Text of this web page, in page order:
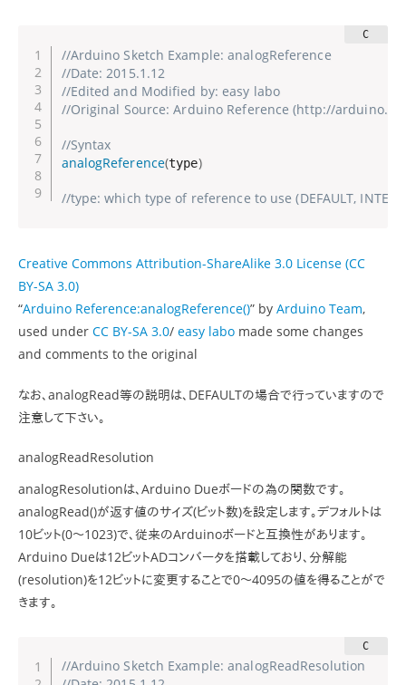
//Arduino Sketch Example: analogReference
//Date: 2015.1.12
//Edited and Modified by: easy labo
//Original Source: Arduino Reference (http://
//Syntax
analogReference(type)
//type: which type of reference to use (DEFAULT,
Creative Commons Attribution-ShareAlike 3.0 License (CC
BY-SA 3.0)
“Arduino Reference:analogReference()” by Arduino Team,
used under CC BY-SA 3.0/ easy labo made some changes
and comments to the original
なお、analogRead等の説明は、DEFAULTの場合で行っていますので
注意して下さい。
analogReadResolution
analogResolutionは、Arduino Dueボードの為の関数です。
analogRead()が返す値のサイズ(ビット数)を設定します。デフォルトは
10ビット(0～1023)で、従来のArduinoボードと互換性があります。
Arduino Dueは12ビットADコンバータを搭載しており、分解能
(resolution)を12ビットに変更することで0～4095の値を得ることがで
きます。
//Arduino Sketch Example: analogReadResolution